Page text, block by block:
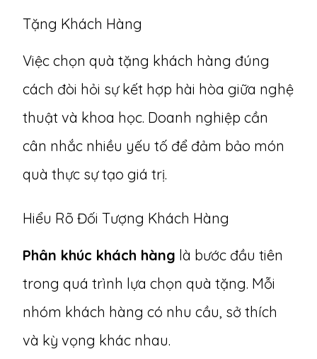
Tặng Khách Hàng
Việc chọn quà tặng khách hàng đúng
cách đòi hỏi sự kết hợp hài hòa giữa nghệ
thuật và khoa học. Doanh nghiệp cần
cân nhắc nhiều yếu tố để đảm bảo món
quà thực sự tạo giá trị.
Hiểu Rõ Đối Tượng Khách Hàng
Phân khúc khách hàng là bước đầu tiên
trong quá trình lựa chọn quà tặng. Mỗi
nhóm khách hàng có nhu cầu, sở thích
và kỳ vọng khác nhau.